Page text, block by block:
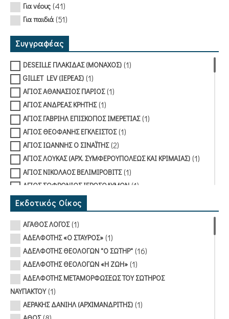
Για νέους (41)
Για παιδιά(51)
Συγγραφέας
DESEILLE ΠΛΑΚΙΔΑΣ (ΜΟΝΑΧΟΣ) (1)
GILLET LEV (ΙΕΡΕΑΣ) (1)
ΑΓΙΟΣ ΑΘΑΝΑΣΙΟΣ ΠΑΡΙΟΣ(1)
ΑΓΙΟΣ ΑΝΔΡΕΑΣ ΚΡΗΤΗΣ(1)
ΑΓΙΟΣ ΓΑΒΡΙΗΛ ΕΠΙΣΚΟΠΟΣ ΙΜΕΡΕΤΙΑΣ(1)
ΑΓΙΟΣ ΘΕΟΦΑΝΗΣ ΕΓΚΛΕΙΣΤΟΣ(1)
ΑΓΙΟΣ ΙΩΑΝΝΗΣ Ο ΣΙΝΑΪΤΗΣ(2)
ΑΓΙΟΣ ΛΟΥΚΑΣ (ΑΡΧ. ΣΥΜΦΕΡΟΥΠΟΛΕΩΣ ΚΑΙ ΚΡΙΜΑΙΑΣ) (1)
ΑΓΙΟΣ ΝΙΚΟΛΑΟΣ ΒΕΛΙΜΙΡΟΒΙΤΣ(1)
ΑΓΙΟΣ ΣΩΦΡΟΝΙΟΣ ΙΕΡΟΣΟΛΥΜΩΝ (1)
ΑΕΡΑΚΗΣ ΔΑΝΙΗΛ (ΑΡΧΙΜΑΝΔΡΙΤΗΣ)
ΑΘΑΝΑΣΙΟΥ ΔΗΜΗΤΡΙΟΣ (ΠΡΩΤΟΠΡΕΣΒΥΤΕΡΟΣ)(1)
ΑΡΒΑΝΙΤΗΣ ΣΩΤΗΡΙΟΣ
ΑΡΓΥΡΙΑΔΗΣ ΒΑΣΙΛΗΣ (ΙΕΡΕΑΣ)
ΒΕΝΕΔΙΚΤΟΣ ΙΕΡΟΜΟΝΑΧΟΣ ΑΓΙΟΡΕΙΤΗΣ
ΒΛΑΣΤΑΡΑΚΟΥ-ΜΕΤΑΞΑ ΤΙΝΑ(1)
ΓΡΗΓΟΡΙΟΣ ΙΕΡΟΜΟΝΑΧΟΣ(2)
ΔΑΝΔΟΥΛΑΚΗ ΑΙΚΑΤΕΡΙΝΗ
ΔΑΝΙΑΣ ΓΙΩΡΓΟΣ(1)
Εκδοτικός Οίκος
ΑΓΑΘΟΣ ΛΟΓΟΣ(1)
ΑΔΕΛΦΟΤΗΣ «Ο ΣΤΑΥΡΟΣ» (1)
ΑΔΕΛΦΟΤΗΣ ΘΕΟΛΟΓΩΝ "Ο ΣΩΤΗΡ" (16)
ΑΔΕΛΦΟΤΗΣ ΘΕΟΛΟΓΩΝ «Η ΖΩΗ» (1)
ΑΔΕΛΦΟΤΗΣ ΜΕΤΑΜΟΡΦΩΣΕΩΣ ΤΟΥ ΣΩΤΗΡΟΣ
ΝΑΥΠΑΚΤΟΥ(1)
ΑΕΡΑΚΗΣ ΔΑΝΙΗΛ (ΑΡΧΙΜΑΝΔΡΙΤΗΣ) (1)